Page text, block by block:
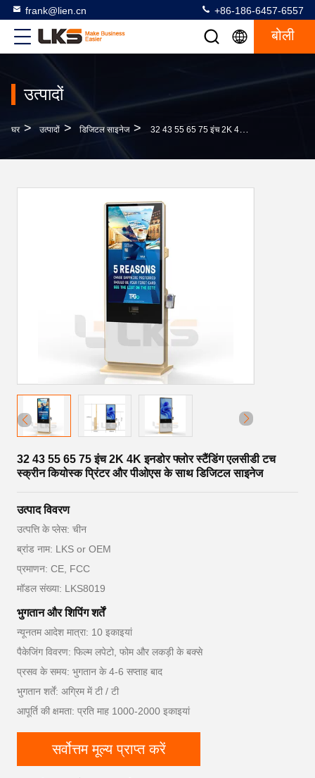
frank@lien.cn +86-186-6457-6557
बोली
उत्पादों
घर > उत्पादों > डिजिटल साइनेज > 32 43 55 65 75 इंच 2K 4K इनडोर फ्लोर स्टैंडिंग एलसीडी टच स्क्रीन कियोस्क प्रिंटर और पीओएस के साथ डिजिटल साइनेज
32 43 55 65 75 इंच 2K 4K इनडोर फ्लोर स्टैंडिंग एलसीडी टच
स्क्रीन कियोस्क प्रिंटर और पीओएस के साथ डिजिटल साइनेज
उत्पाद विवरण
उत्पत्ति के प्लेस: चीन
ब्रांड नाम: LKS or OEM
प्रमाणन: CE, FCC
मॉडल संख्या: LKS8019
भुगतान और शिपिंग शर्तें
न्यूनतम आदेश मात्रा: 10 इकाइयां
पैकेजिंग विवरण: फिल्म लपेटो, फोम और लकड़ी के बक्से
प्रसव के समय: भुगतान के 4-6 सप्ताह बाद
भुगतान शर्तें: अग्रिम में टी / टी
आपूर्ति की क्षमता: प्रति माह 1000-2000 इकाइयां
सर्वोत्तम मूल्य प्राप्त करें